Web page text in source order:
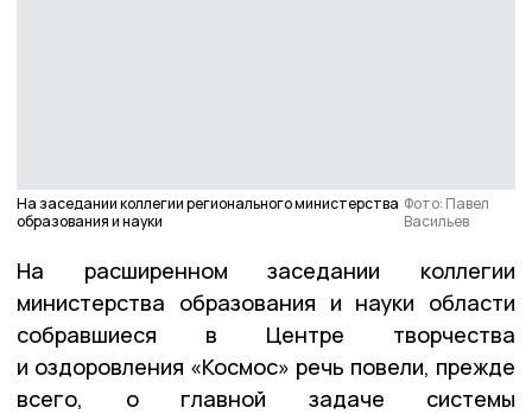
На заседании коллегии регионального министерства
образования и науки
Фото: Павел
Васильев
На расширенном заседании коллегии
министерства образования и науки области
собравшиеся в Центре творчества
и оздоровления «Космос» речь повели, прежде
всего, о главной задаче системы